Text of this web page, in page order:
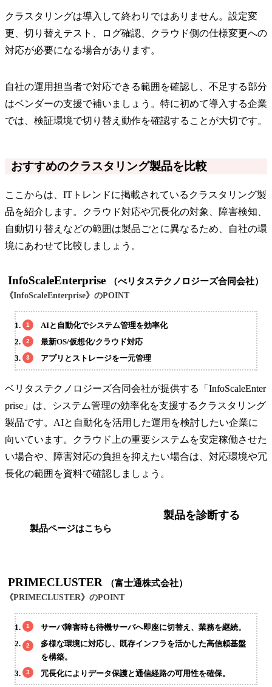
クラスタリングは導入して終わりではありません。設定変
更、切り替えテスト、ログ確認、クラウド側の仕様変更への
対応が必要になる場合があります。
自社の運用担当者で対応できる範囲を確認し、不足する部分
はベンダーの支援で補いましょう。特に初めて導入する企業
では、検証環境で切り替え動作を確認することが大切です。
おすすめのクラスタリング製品を比較
ここからは、ITトレンドに掲載されているクラスタリング製
品を紹介します。クラウド対応や冗長化の対象、障害検知、
自動切り替えなどの範囲は製品ごとに異なるため、自社の環
境にあわせて比較しましょう。
InfoScaleEnterprise （べリタステクノロジーズ合同会社）
《InfoScaleEnterprise》のPOINT
AIと自動化でシステム管理を効率化
最新OS/仮想化/クラウド対応
アプリとストレージを一元管理
ベリタステクノロジーズ合同会社が提供する「InfoScaleEnter
prise」は、システム管理の効率化を支援するクラスタリング
製品です。AIと自動化を活用した運用を検討したい企業に
向いています。クラウド上の重要システムを安定稼働させた
い場合や、障害対応の負担を抑えたい場合は、対応環境や冗
長化の範囲を資料で確認しましょう。
製品ページはこちら
製品を診断する
PRIMECLUSTER （富士通株式会社）
《PRIMECLUSTER》のPOINT
サーバ障害時も待機サーバへ即座に切替え、業務を継続。
多様な環境に対応し、既存インフラを活かした高信頼基盤
を構築。
冗長化によりデータ保護と通信経路の可用性を確保。